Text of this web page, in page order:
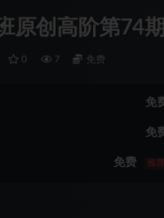
原创高阶第74
0 7 免费
免
免
免费 推荐